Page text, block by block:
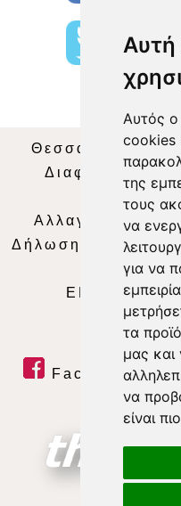
Αυτή
Αυτός ο
cookies
της
τους
να
για να
τα
μας και
να
είναι
Θεσσαλία
Διαφήμιση |
Αλλαγή
Δήλωση
2018/
ΕΝΗΜΕΡΩΣΗ
Facebook|